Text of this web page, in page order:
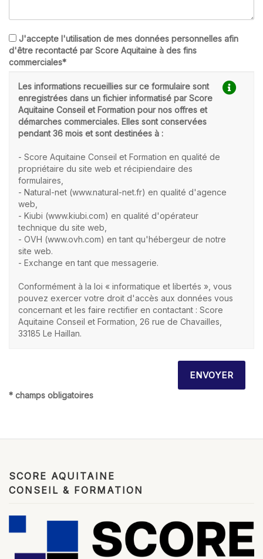
J'accepte l'utilisation de mes données personnelles afin
d'être recontacté par Score Aquitaine à des fins
commerciales*
Les informations recueillies sur ce formulaire sont
enregistrées dans un fichier informatisé par Score
Aquitaine Conseil et Formation pour nos offres et
démarches commerciales. Elles sont conservées
pendant 36 mois et sont destinées à :
- Score Aquitaine Conseil et Formation en qualité de
propriétaire du site web et récipiendaire des
formulaires,
- Natural-net (www.natural-net.fr) en qualité d'agence
web,
- Kiubi (www.kiubi.com) en qualité d'opérateur
technique du site web,
- OVH (www.ovh.com) en tant qu'hébergeur de notre
site web.
- Exchange en tant que messagerie.
Conformément à la loi « informatique et libertés », vous
pouvez exercer votre droit d'accès aux données vous
concernant et les faire rectifier en contactant : Score
Aquitaine Conseil et Formation, 26 rue de Chavailles,
33185 Le Haillan.
* champs obligatoires
SCORE AQUITAINE
CONSEIL & FORMATION